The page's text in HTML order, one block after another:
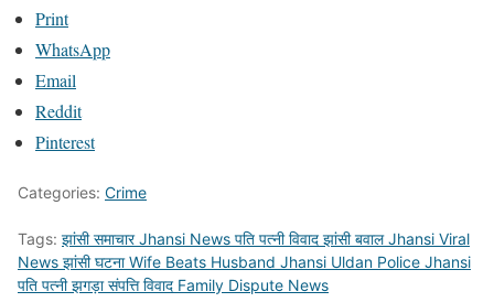
Print
WhatsApp
Email
Reddit
Pinterest
Categories: Crime
Tags: झांसी समाचार Jhansi News पति पत्नी विवाद झांसी बवाल Jhansi Viral
News झांसी घटना Wife Beats Husband Jhansi Uldan Police Jhansi
पति पत्नी झगड़ा संपत्ति विवाद Family Dispute News